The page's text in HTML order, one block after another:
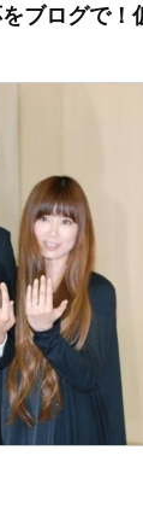
ブログで！